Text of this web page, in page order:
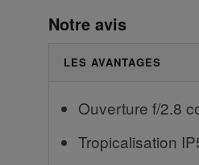
Notre avis
LES AVANTAGES
Ouverture f/2.8
Tropicalisation